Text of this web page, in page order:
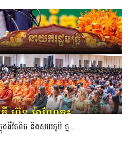
ជីវិតពិត និងសមរភូមិ គ្ម...